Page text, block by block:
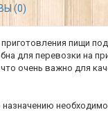
(0)
пищи
для перевозки на
очень важно для